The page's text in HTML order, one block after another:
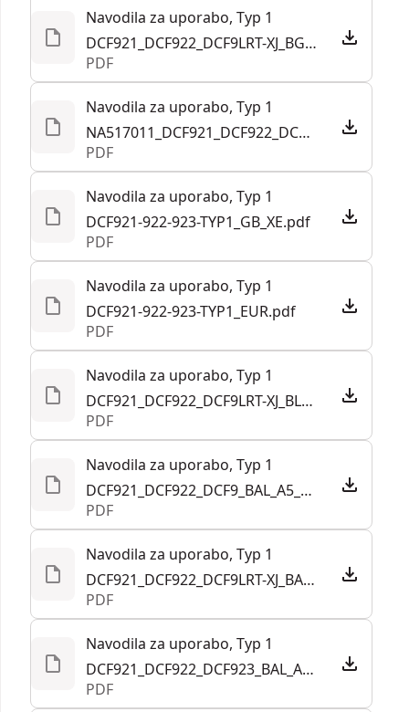
Navodila za uporabo, Typ 1
DCF921_DCF922_DCF9LRT-XJ_BG_A5_240923.pdf
PDF
Navodila za uporabo, Typ 1
NA517011_DCF921_DCF922_DCF923_T1__EANZ.pdf
PDF
Navodila za uporabo, Typ 1
DCF921-922-923-TYP1_GB_XE.pdf
PDF
Navodila za uporabo, Typ 1
DCF921-922-923-TYP1_EUR.pdf
PDF
Navodila za uporabo, Typ 1
DCF921_DCF922_DCF9LRT-XJ_BLT_A5_240923.pdf
PDF
Navodila za uporabo, Typ 1
DCF921_DCF922_DCF9_BAL_A5_240923.pdf
PDF
Navodila za uporabo, Typ 1
DCF921_DCF922_DCF9LRT-XJ_BAL_A5_240923.pdf
PDF
Navodila za uporabo, Typ 1
DCF921_DCF922_DCF923_BAL_A5_211021.pdf
PDF